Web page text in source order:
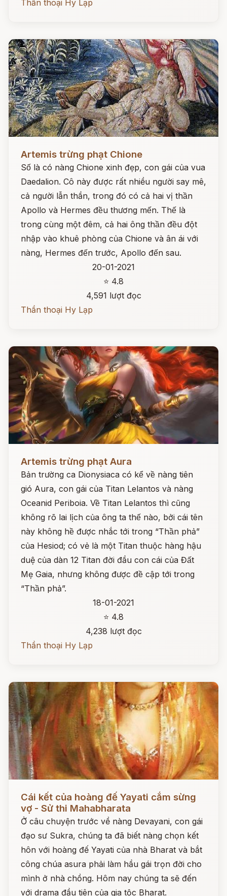
Thần thoại Hy Lạp
Artemis trừng phạt Chione
Số là có nàng Chione xinh đẹp, con gái của vua
Daedalion. Cô này được rất nhiều người say mê,
cả người lẫn thần, trong đó có cả hai vị thần
Apollo và Hermes đều thương mến. Thế là
trong cùng một đêm, cả hai ông thần đều đột
nhập vào khuê phòng của Chione và ân ái với
nàng, Hermes đến trước, Apollo đến sau.
20-01-2021
⭐ 4.8
4,591 lượt đọc
Thần thoại Hy Lạp
Artemis trừng phạt Aura
Bản trường ca Dionysiaca có kể về nàng tiên
gió Aura, con gái của Titan Lelantos và nàng
Oceanid Periboia. Về Titan Lelantos thì cũng
không rõ lai lịch của ông ta thế nào, bởi cái tên
này không hề được nhắc tới trong “Thần phả”
của Hesiod; có vẻ là một Titan thuộc hàng hậu
duệ của dàn 12 Titan đời đầu con cái của Đất
Mẹ Gaia, nhưng không được đề cập tới trong
“Thần phả”.
18-01-2021
⭐ 4.8
4,238 lượt đọc
Thần thoại Hy Lạp
Cái kết của hoàng đế Yayati cắm sừng
vợ - Sử thi Mahabharata
Ở câu chuyện trước về nàng Devayani, con gái
đạo sư Sukra, chúng ta đã biết nàng chọn kết
hôn với hoàng đế Yayati của nhà Bharat và bắt
công chúa asura phải làm hầu gái trọn đời cho
mình ở nhà chồng. Hôm nay chúng ta sẽ đến
với drama đầu tiên của gia tộc Bharat.